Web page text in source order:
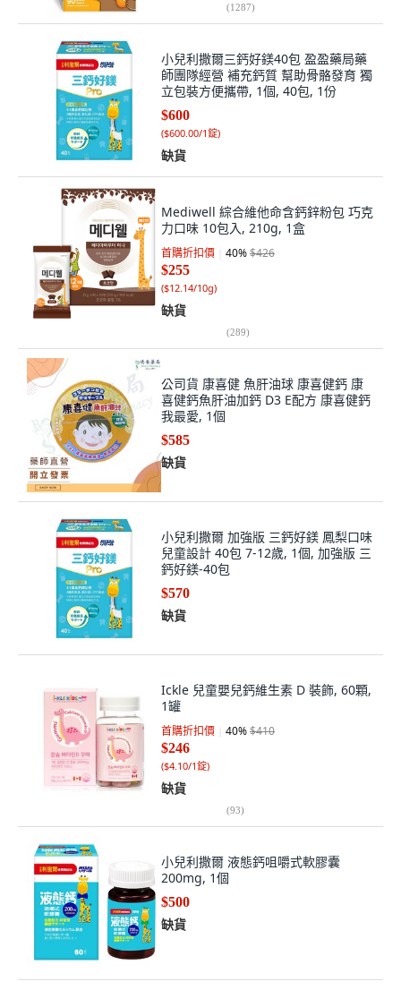
(1287)
小兒利撒爾三鈣好鎂40包 盈盈藥局藥
師團隊經營 補充鈣質 幫助骨骼發育 獨
立包裝方便攜帶, 1個, 40包, 1份
$600
($600.00/1錠)
缺貨
Mediwell 綜合維他命含鈣鋅粉包 巧克
力口味 10包入, 210g, 1盒
首購折扣價 40%$426
$255
($12.14/10g)
缺貨
(289)
公司貨 康喜健 魚肝油球 康喜健鈣 康
喜健鈣魚肝油加鈣 D3 E配方 康喜健鈣
我最愛, 1個
$585
缺貨
小兒利撒爾 加強版 三鈣好鎂 鳳梨口味
兒童設計 40包 7-12歲, 1個, 加強版 三
鈣好鎂-40包
$570
缺貨
Ickle 兒童嬰兒鈣維生素 D 裝飾, 60顆,
1罐
首購折扣價 40%$410
$246
($4.10/1錠)
缺貨
(93)
小兒利撒爾 液態鈣咀嚼式軟膠囊
200mg, 1個
$500
缺貨